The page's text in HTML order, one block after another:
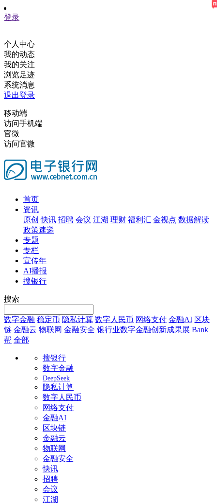
登录
个人中心
我的动态
我的关注
浏览足迹
系统消息
退出登录
移动端
访问手机端
官微
访问官微
首页
资讯
原创 快讯 招聘 会议 江湖 理财 福利汇 金视点 数据解读
政策速递
专题
专栏
宣传年
AI播报
搜银行
搜索
数字金融 稳定币 隐私计算 数字人民币 网络支付 金融AI 区块
链 金融云 物联网 金融安全 银行业数字金融创新成果展 Bank
帮 全部
搜银行
数字金融
DeepSeek
隐私计算
数字人民币
网络支付
金融AI
区块链
金融云
物联网
金融安全
快讯
招聘
会议
江湖